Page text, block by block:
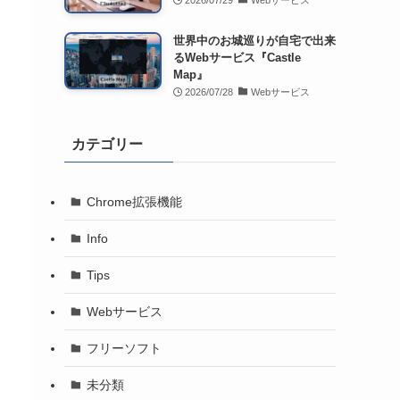
世界中のお城巡りが自宅で出来
るWebサービス『Castle
Map』
2026/07/28 Webサービス
カテゴリー
Chrome拡張機能
Info
Tips
Webサービス
フリーソフト
未分類